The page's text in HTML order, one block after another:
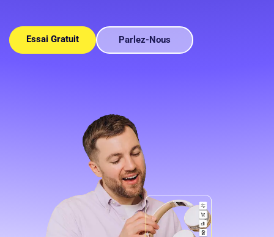
Essai Gratuit Parlez-Nous